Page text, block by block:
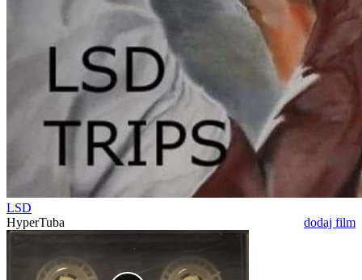
LSD
HyperTuba
dodaj film